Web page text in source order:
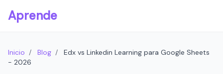
Aprende
Inicio / Blog /
Edx vs Linkedin Learning para Google Sheets
- 2026